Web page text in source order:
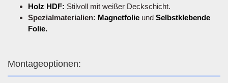
Holz HDF: Stilvoll mit weißer Deckschicht.
Spezialmaterialien: Magnetfolie und Selbstklebende
Folie.
Montageoptionen: